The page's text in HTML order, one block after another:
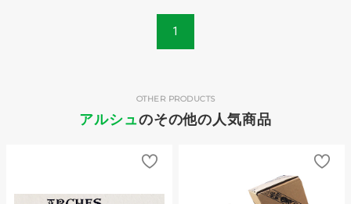
1
アルシュのその他の人気商品
OTHER PRODUCTS